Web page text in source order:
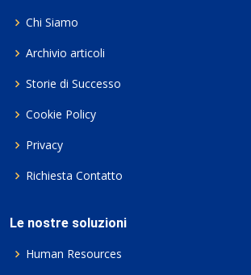
Chi Siamo
Archivio articoli
Storie di Successo
Cookie Policy
Privacy
Richiesta Contatto
Le nostre soluzioni
Human Resources